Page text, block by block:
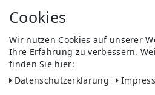
Cookies
Wir nutzen Cookies auf unserer
Ihre Erfahrung zu verbessern.
finden Sie hier:
Daten­schutz­erklärung